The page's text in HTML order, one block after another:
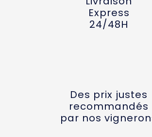
Express
24/48H
Des prix justes
recommandés
par nos